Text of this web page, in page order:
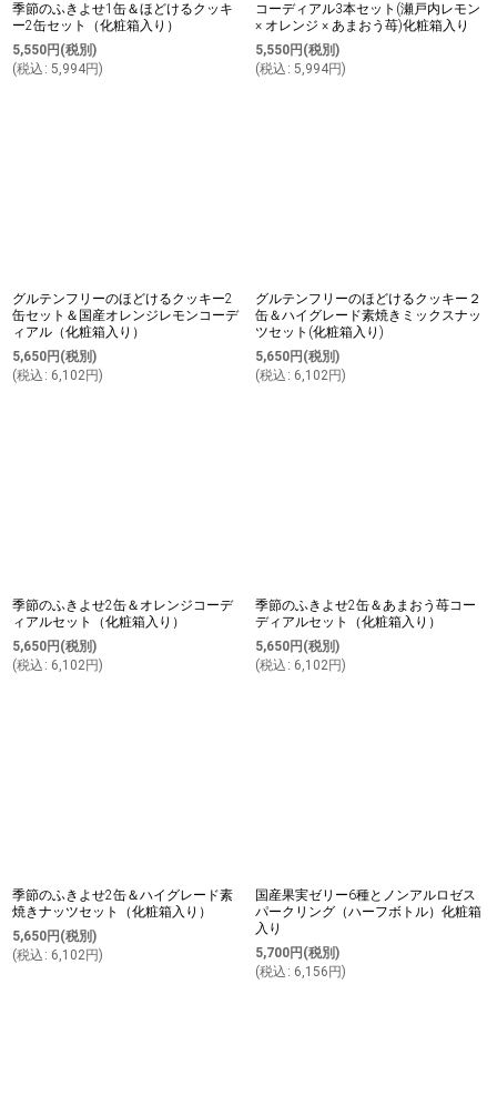
季節のふきよせ1缶＆ほどけるクッキ
ー2缶セット（化粧箱入り）
5,550円 (税別)
(税込 : 5,994円)
コーディアル3本セット(瀬戸内レモン
× オレンジ × あまおう苺)化粧箱入り
5,550円 (税別)
(税込 : 5,994円)
グルテンフリーのほどけるクッキー2
缶セット＆国産オレンジレモンコーデ
ィアル（化粧箱入り）
5,650円 (税別)
(税込 : 6,102円)
グルテンフリーのほどけるクッキー２
缶＆ハイグレード素焼きミックスナッ
ツセット(化粧箱入り)
5,650円 (税別)
(税込 : 6,102円)
季節のふきよせ2缶＆オレンジコーデ
ィアルセット（化粧箱入り）
5,650円 (税別)
(税込 : 6,102円)
季節のふきよせ2缶＆あまおう苺コー
ディアルセット（化粧箱入り）
5,650円 (税別)
(税込 : 6,102円)
季節のふきよせ2缶＆ハイグレード素
焼きナッツセット（化粧箱入り）
5,650円 (税別)
(税込 : 6,102円)
国産果実ゼリー6種とノンアルロゼス
パークリング（ハーフボトル）化粧箱
入り
5,700円 (税別)
(税込 : 6,156 円)